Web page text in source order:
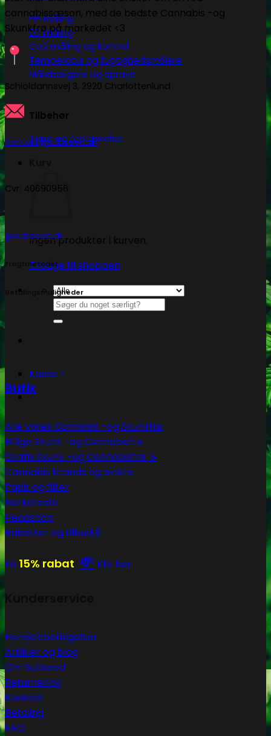
PH måling
EC måling
Co2 måling og kontrol
Temperatur og fugtighedsmålere
Målebægere og sprays
Tilbehør
Tape og fastgørelse
Ingen produkter i kurven.
Tilbage til shoppen
Søg
efter:
Kasse +
cannabissæson, med de bedste Cannabis -og
Skunkfrø på markedet <3
Schioldannsvej 3, 2920 Charlottenlund
Kontakt@subseed.dk
Cvr: 40690956
@subseed.dk
Fragtmetoder
Betalingsmuligheder
Butik
Alle vores Cannabis -og Skunkfrø
Billige Skunk -og Cannabisfrø
Gratis Skunk -og Cannabisfrø 🌿
Cannabis brands og avlere
Papir og filter
Narkotests
Headshop
Rabatter og tilbud💰
Få 15% rabat 💸 Klik her
Handelsbetingelser
Artikler og blog
Om Subseed
Returnering
Kontakt
Betaling
FAQ